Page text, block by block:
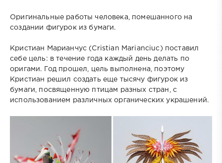
Оригинальные работы человека, помешанного на
создании фигурок из бумаги.
Кристиан Марианчус (Cristian Marianciuc) поставил
себе цель: в течение года каждый день делать по
оригами. Год прошел, цель выполнена, поэтому
Кристиан решил создать еще тысячу фигурок из
бумаги, посвященную птицам разных стран, с
использованием различных органических украшений.